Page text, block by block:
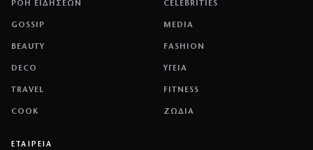
ΡΟΗ ΕΙΔΗΣΕΩΝ CELEBRITIES
GOSSIP MEDIA
BEAUTY FASHION
DECO ΥΓΕΙΑ
TRAVEL FITNESS
COOK ΖΩΔΙΑ
ΕΤΑΙΡΕΙΑ